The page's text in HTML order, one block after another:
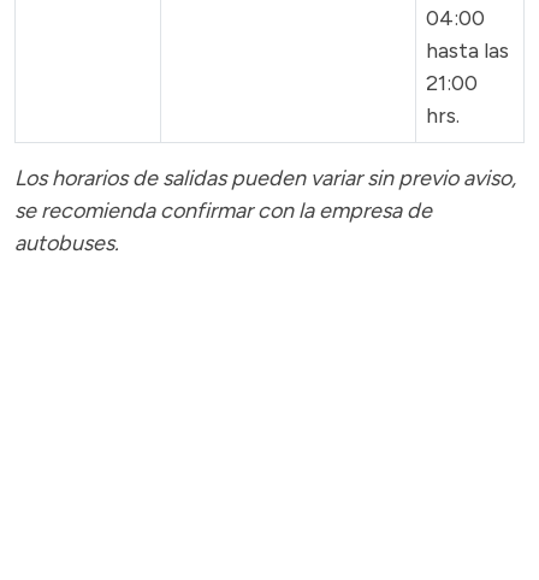
04:00
hasta las
21:00
hrs.
Los horarios de salidas pueden variar sin previo aviso,
se recomienda confirmar con la empresa de
autobuses.